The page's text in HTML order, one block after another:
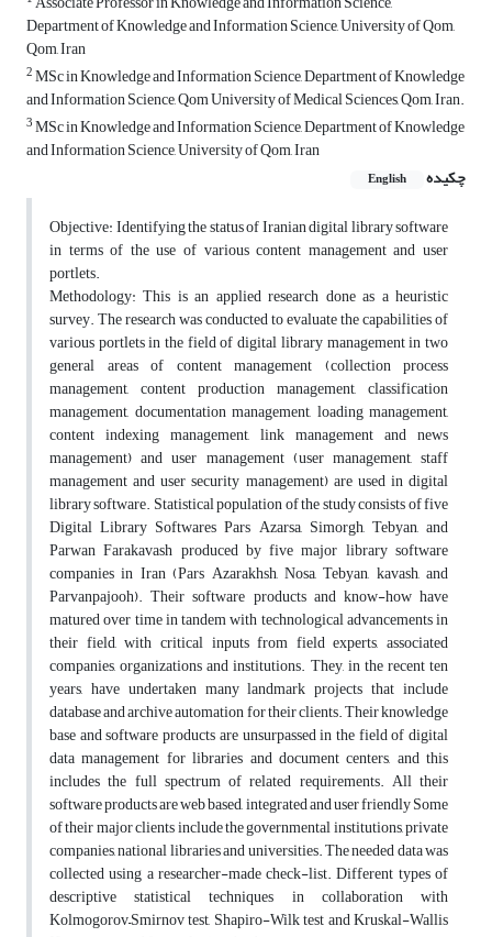
Department of Knowledge and Information Science, University of Qom,
Qom, Iran
2MSc in Knowledge and Information Science, Department of Knowledge
and Information Science, Qom University of Medical Sciences, Qom, Iran.
3MSc in Knowledge and Information Science, Department of Knowledge
and Information Science, University of Qom, Iran
چکیده
English
Objective: Identifying the status of Iranian digital library software
in terms of the use of various content management and user
portlets.
Methodology: This is an applied research done as a heuristic
survey. The research was conducted to evaluate the capabilities of
various portlets in the field of digital library management in two
general areas of content management (collection process
management, content production management, classification
management, documentation management, loading management,
content indexing management, link management and news
management) and user management (user management, staff
management and user security management) are used in digital
library software. Statistical population of the study consists of five
Digital Library Softwares Pars Azarsa, Simorgh, Tebyan, and
Parwan Farakavash produced by five major library software
companies in Iran (Pars Azarakhsh, Nosa, Tebyan, kavash, and
Parvanpajooh). Their software products and know-how have
matured over time in tandem with technological advancements in
their field, with critical inputs from field experts, associated
companies, organizations and institutions. They, in the recent ten
years, have undertaken many landmark projects that include
database and archive automation for their clients. Their knowledge
base and software products are unsurpassed in the field of digital
data management for libraries and document centers, and this
includes the full spectrum of related requirements. All their
software products are web based, integrated and user friendly Some
of their major clients include the governmental institutions, private
companies, national libraries and universities. The needed data was
collected using a researcher-made check-list. Different types of
descriptive statistical techniques in collaboration with
Kolmogorov–Smirnov test, Shapiro-Wilk test and Kruskal-Wallis